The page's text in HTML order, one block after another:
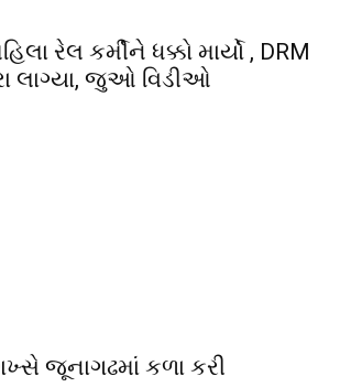
રેલ કર્મીને ધક્કો માર્યો , DRM
લાગ્યા, જુઓ વિડીઓ
જૂનાગઢમાં કળા કરી